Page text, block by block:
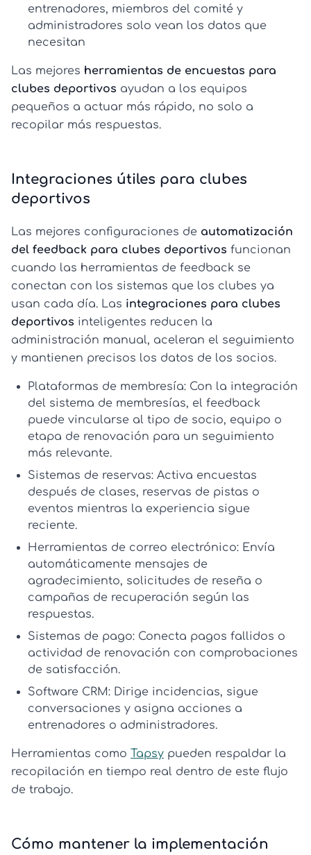
entrenadores, miembros del comité y
administradores solo vean los datos que
necesitan
Las mejores herramientas de encuestas para
clubes deportivos ayudan a los equipos
pequeños a actuar más rápido, no solo a
recopilar más respuestas.
Integraciones útiles para clubes
deportivos
Las mejores configuraciones de automatización
del feedback para clubes deportivos funcionan
cuando las herramientas de feedback se
conectan con los sistemas que los clubes ya
usan cada día. Las integraciones para clubes
deportivos inteligentes reducen la
administración manual, aceleran el seguimiento
y mantienen precisos los datos de los socios.
Plataformas de membresía: Con la integración
del sistema de membresías, el feedback
puede vincularse al tipo de socio, equipo o
etapa de renovación para un seguimiento
más relevante.
Sistemas de reservas: Activa encuestas
después de clases, reservas de pistas o
eventos mientras la experiencia sigue
reciente.
Herramientas de correo electrónico: Envía
automáticamente mensajes de
agradecimiento, solicitudes de reseña o
campañas de recuperación según las
respuestas.
Sistemas de pago: Conecta pagos fallidos o
actividad de renovación con comprobaciones
de satisfacción.
Software CRM: Dirige incidencias, sigue
conversaciones y asigna acciones a
entrenadores o administradores.
Herramientas como Tapsy pueden respaldar la
recopilación en tiempo real dentro de este flujo
de trabajo.
Cómo mantener la implementación